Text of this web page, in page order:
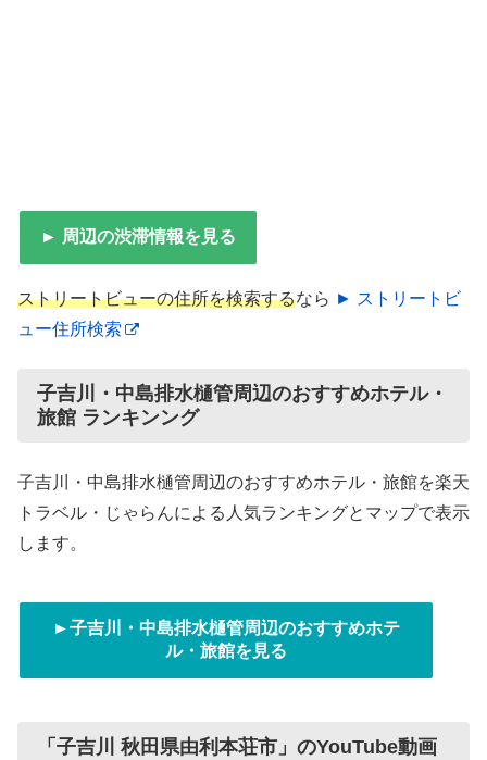
► 周辺の渋滞情報を見る
ストリートビューの住所を検索するなら ► ストリートビ
ュー住所検索
子吉川・中島排水樋管周辺のおすすめホテル・
旅館 ランキンング
子吉川・中島排水樋管周辺のおすすめホテル・旅館を楽天
トラベル・じゃらんによる人気ランキングとマップで表示
します。
►子吉川・中島排水樋管周辺のおすすめホテ
ル・旅館を見る
「子吉川 秋田県由利本荘市」のYouTube動画